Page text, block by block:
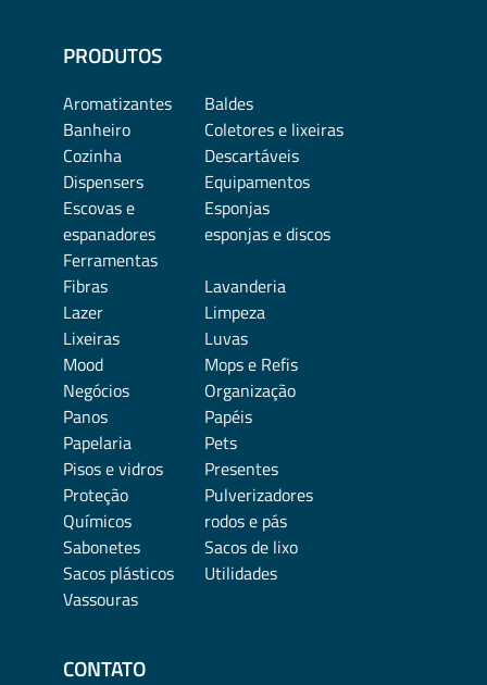
PRODUTOS
Aromatizantes
Baldes
Banheiro
Coletores e lixeiras
Cozinha
Descartáveis
Dispensers
Equipamentos
Escovas e
espanadores
Esponjas
esponjas e discos
Ferramentas
Fibras
Lavanderia
Lazer
Limpeza
Lixeiras
Luvas
Mood
Mops e Refis
Negócios
Organização
Panos
Papéis
Papelaria
Pets
Pisos e vidros
Presentes
Proteção
Pulverizadores
Químicos
rodos e pás
Sabonetes
Sacos de lixo
Sacos plásticos
Utilidades
Vassouras
CONTATO